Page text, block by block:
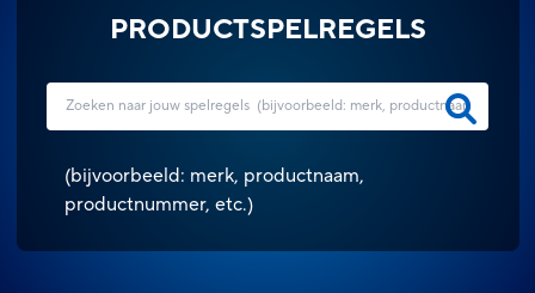
PRODUCTSPELREGELS
(bijvoorbeeld: merk, productnaam,
productnummer, etc.)